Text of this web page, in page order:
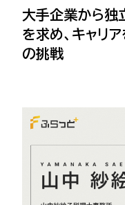
大手企業から
を求め、キャリ
の挑戦